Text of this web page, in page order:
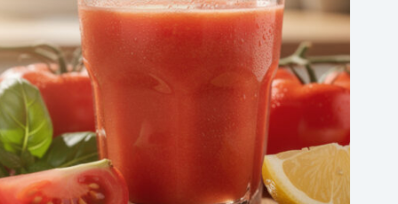
Les bienfaits essentiels du jus de tomate pour votre santé
7 août 2026